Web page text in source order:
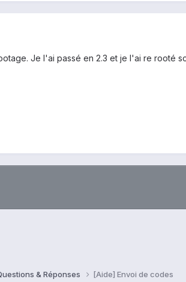
Je l'ai passé en 2.3 et je l'ai re rooté
& Réponses [Aide] Envoi de codes